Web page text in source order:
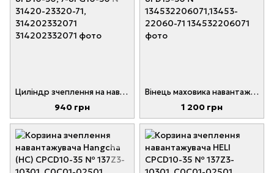
Циліндр зчеплення на навантажувач TOYOTA 7-8FD10-30, 7-8FG10-30 № 31420-23320-71, 314202332071
940 грн
Вінець маховика навантажувача TOYOTA 3-8FD15-30 № 134532206071,13453-22060-71
1 200 грн